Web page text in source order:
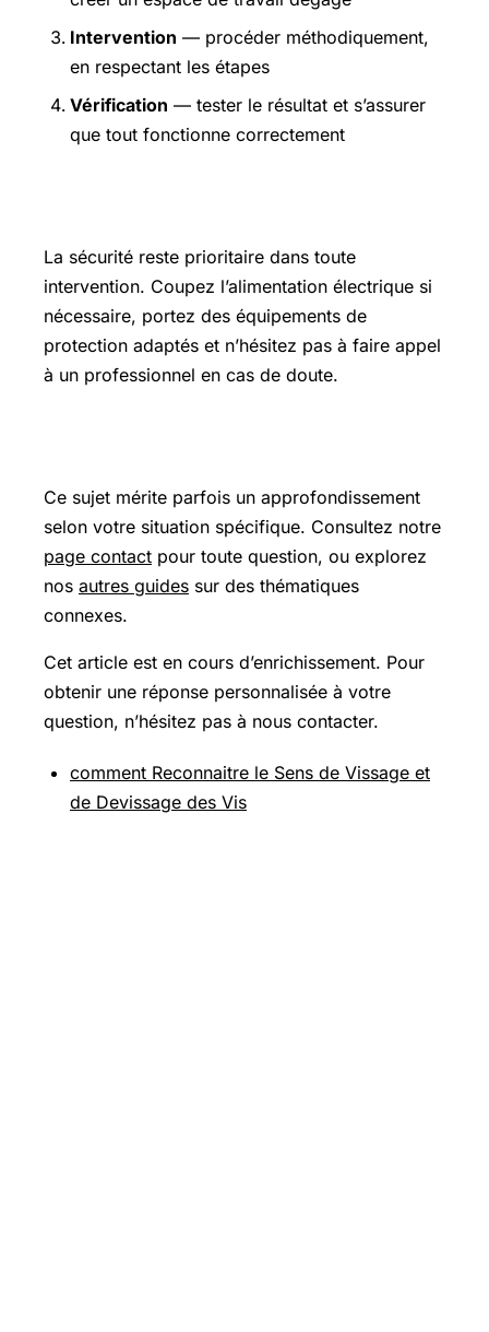
Intervention — procéder méthodiquement,
en respectant les étapes
Vérification — tester le résultat et s’assurer
que tout fonctionne correctement
La sécurité reste prioritaire dans toute
intervention. Coupez l’alimentation électrique si
nécessaire, portez des équipements de
protection adaptés et n’hésitez pas à faire appel
à un professionnel en cas de doute.
Ce sujet mérite parfois un approfondissement
selon votre situation spécifique. Consultez notre
page contact pour toute question, ou explorez
nos autres guides sur des thématiques
connexes.
Cet article est en cours d’enrichissement. Pour
obtenir une réponse personnalisée à votre
question, n’hésitez pas à nous contacter.
comment Reconnaitre le Sens de Vissage et
de Devissage des Vis